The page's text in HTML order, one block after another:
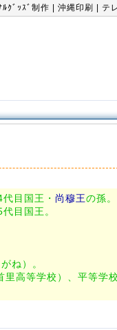
ﾙｸﾞｯｽﾞ制作 沖縄印刷 テ
目国王・ 尚穆王の孫。
目国王。
ね）。
高等学校）、平等学校